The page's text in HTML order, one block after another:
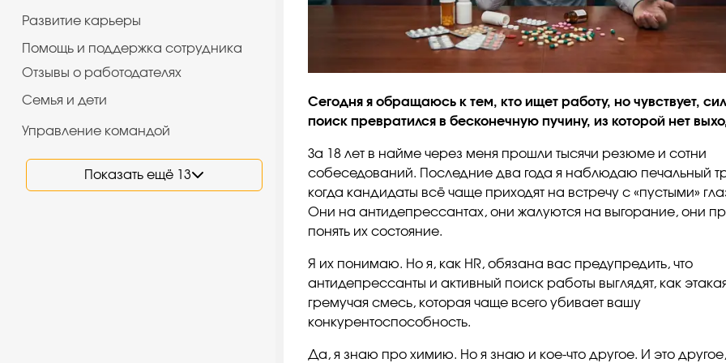
Развитие карьеры
Помощь и поддержка сотрудника
Отзывы о работодателях
Семья и дети
Управление командой
Показать ещё 13
Сегодня я обращаюсь к тем, кто ищет работу, но чувствует,
поиск превратился в бесконечную пучину, из которой нет
За 18 лет в найме через меня прошли тысячи резюме и сотни
собеседований. Последние два года я наблюдаю печальный
когда кандидаты всё чаще приходят на встречу с «пустыми»
Они на антидепрессантах, они жалуются на выгорание, они
понять их состояние.
Я их понимаю. Но я, как HR, обязана вас предупредить, что
антидепрессанты и активный поиск работы выглядят, как
гремучая смесь, которая чаще всего убивает вашу
конкурентоспособность.
Да, я знаю про химию. Но я знаю и кое-что другое. И это другое,